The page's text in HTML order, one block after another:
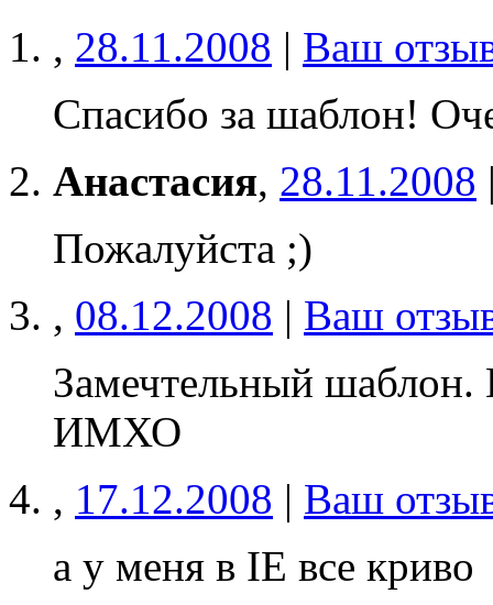
, 28.11.2008 | Ваш
Спасибо за шаблон!
Анастасия, 28.11.2008
Пожалуйста ;)
, 08.12.2008 | Ваш
Замечтельный шаблон.
ИМХО
, 17.12.2008 | Ваш
а у меня в IE все криво